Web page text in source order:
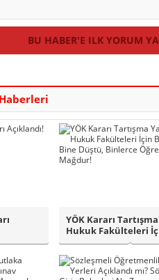
BU HABER'E ILK YORUM
Haberleri
YÖK Kararı
Hukuk Fakülteleri
10..